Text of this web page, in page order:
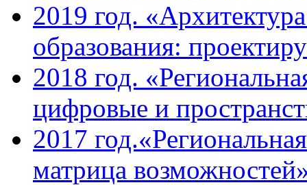
2019 год.
образования:
2018 год.
цифровые и
2017
матрица